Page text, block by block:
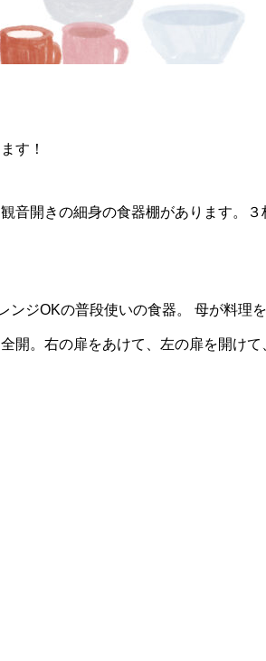
す！
音開きの細身の食器棚があります。３
ンジOKの普段使いの食器。 母が料理
開。右の扉をあけて、左の扉を開けて